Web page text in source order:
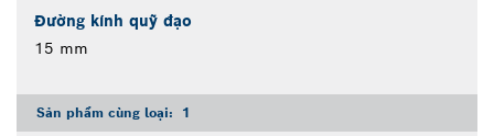
Đường kính quỹ đạo
15 mm
Sản phẩm cùng loại: 1